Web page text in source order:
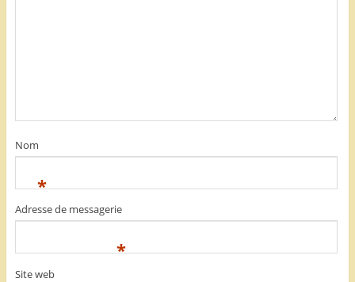
Nom
*
Adresse de messagerie
*
Site web